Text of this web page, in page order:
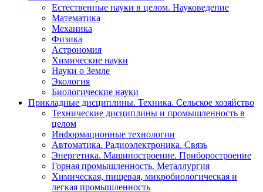
Естественные науки в целом. Науковедение
Математика
Механика
Физика
Астрономия
Химические науки
Науки о Земле
Экология
Биологические науки
Прикладные дисциплины. Техника. Сельское хозяйство
Технические дисциплины и промышленность в
целом
Информационные технологии
Автоматика. Радиоэлектроника. Связь
Энергетика. Машиностроение. Приборостроение
Горная промышленность. Металлургия
Химическая, пищевая, микробиологическая и
легкая промышленность